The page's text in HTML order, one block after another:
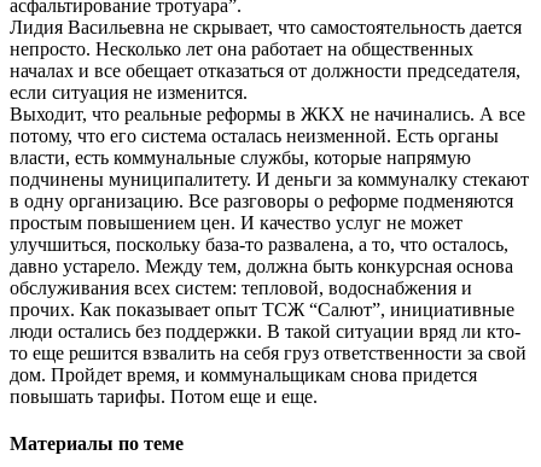
асфальтирование тротуара”.
Лидия Васильевна не скрывает, что самостоятельность дается
непросто. Несколько лет она работает на общественных
началах и все обещает отказаться от должности председателя,
если ситуация не изменится.
Выходит, что реальные реформы в ЖКХ не начинались. А все
потому, что его система осталась неизменной. Есть органы
власти, есть коммунальные службы, которые напрямую
подчинены муниципалитету. И деньги за коммуналку стекают
в одну организацию. Все разговоры о реформе подменяются
простым повышением цен. И качество услуг не может
улучшиться, поскольку база-то развалена, а то, что осталось,
давно устарело. Между тем, должна быть конкурсная основа
обслуживания всех систем: тепловой, водоснабжения и
прочих. Как показывает опыт ТСЖ “Салют”, инициативные
люди остались без поддержки. В такой ситуации вряд ли кто-
то еще решится взвалить на себя груз ответственности за свой
дом. Пройдет время, и коммунальщикам снова придется
повышать тарифы. Потом еще и еще.
Материалы по теме